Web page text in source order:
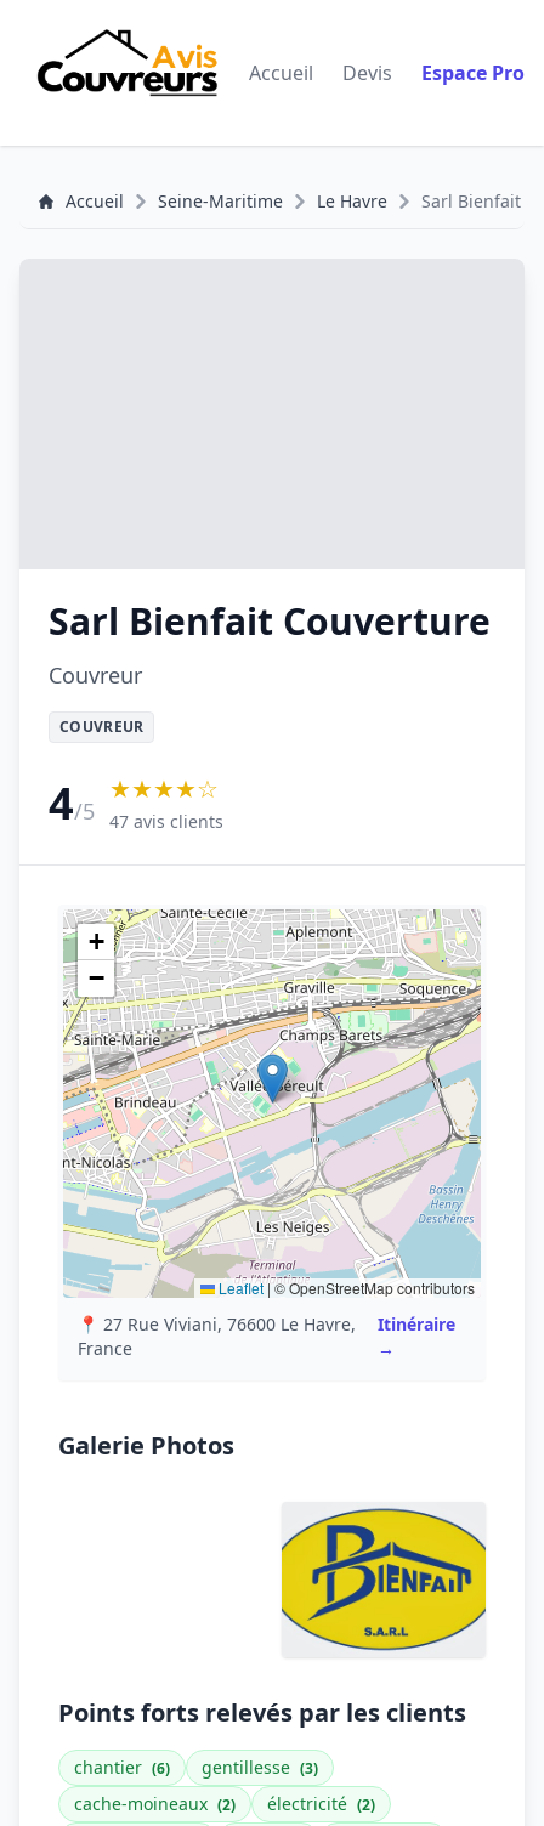
Accueil Devis Espace Pro
Accueil Seine-Maritime Le Havre Sarl Bienfait
Sarl Bienfait Couverture
Couvreur
COUVREUR
4/5
★★★★☆
47 avis clients
+
−
Leaflet|© OpenStreetMap contributors
📍 27 Rue Viviani, 76600 Le Havre,
France
Itinéraire
→
Galerie Photos
Points forts relevés par les clients
chantier (6) gentillesse (3)
cache-moineaux (2) électricité (2)